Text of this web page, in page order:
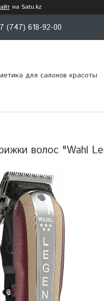
на Satu.kz
(747) 618-92-00
для салонов красоты
волос "Wahl